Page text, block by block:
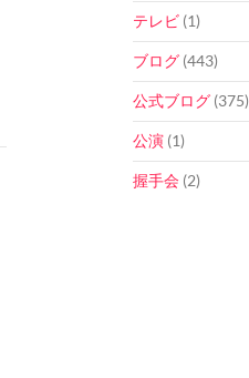
テレビ (1)
ブログ (443)
公式ブログ (375)
公演 (1)
握手会 (2)